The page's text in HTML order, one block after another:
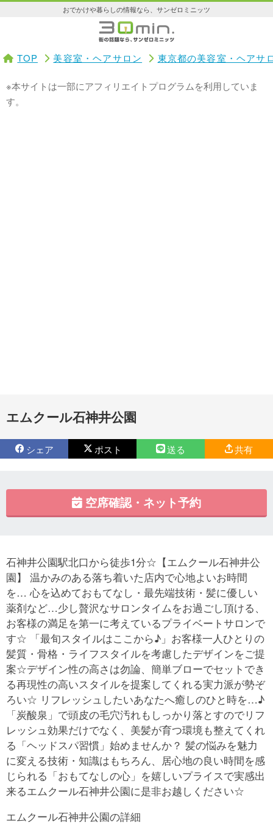
おでかけや暮らしの情報なら、サンゼロミニッツ
TOP 美容室・ヘアサロン 東京都の美容室・ヘアサ
※本サイトは一部にアフィリエイトプログラムを利用していま
す。
エムクール石神井公園
シェア ポスト 送る 共有
空席確認・ネット予約
石神井公園駅北口から徒歩1分☆【エムクール石神井公
園】 温かみのある落ち着いた店内で心地よいお時間
を… 心を込めておもてなし・最先端技術・髪に優しい
薬剤など…少し贅沢なサロンタイムをお過ごし頂ける、
お客様の満足を第一に考えているプライベートサロンで
す☆ 「最旬スタイルはここから♪」お客様一人ひとりの
髪質・骨格・ライフスタイルを考慮したデザインをご提
案☆デザイン性の高さは勿論、簡単ブローでセットでき
る再現性の高いスタイルを提案してくれる実力派が勢ぞ
ろい☆ リフレッシュしたいあなたへ癒しのひと時を…♪
「炭酸泉」で頭皮の毛穴汚れもしっかり落とすのでリフ
レッシュ効果だけでなく、美髪が育つ環境も整えてくれ
る「ヘッドスパ習慣」始めませんか？ 髪の悩みを魅力
に変える技術・知識はもちろん、居心地の良い時間を感
じられる「おもてなしの心」を嬉しいプライスで実感出
来るエムクール石神井公園に是非お越しください☆
エムクール石神井公園の詳細